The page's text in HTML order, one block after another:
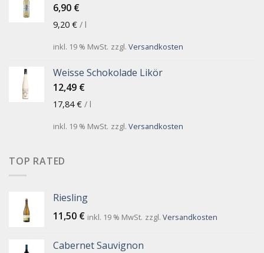
6,90 €
9,20 € / l
inkl. 19 % MwSt. zzgl. Versandkosten
Weisse Schokolade Likör
12,49 €
17,84€ / l
inkl. 19 % MwSt. zzgl. Versandkosten
TOP RATED
Riesling
11,50 € inkl. 19 % MwSt. zzgl. Versandkosten
Cabernet Sauvignon